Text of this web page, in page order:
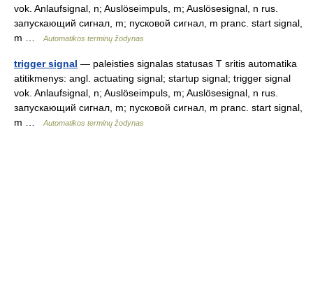
vok. Anlaufsignal, n; Auslöseimpuls, m; Auslösesignal, n rus.
запускающий сигнал, m; пусковой сигнал, m pranc. start signal,
m …
Automatikos terminų žodynas
trigger signal — paleisties signalas statusas T sritis automatika
atitikmenys: angl. actuating signal; startup signal; trigger signal
vok. Anlaufsignal, n; Auslöseimpuls, m; Auslösesignal, n rus.
запускающий сигнал, m; пусковой сигнал, m pranc. start signal,
m …
Automatikos terminų žodynas